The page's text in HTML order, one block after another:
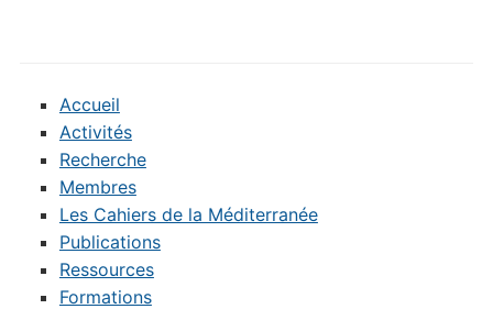
Accueil
Activités
Recherche
Membres
Les Cahiers de la Méditerranée
Publications
Ressources
Formations